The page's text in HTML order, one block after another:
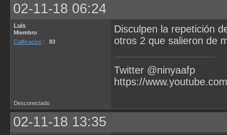
02-11-18 06:24
Luis
Miembro
Calificacion : 83
Disculpen la repetición
otros 2 que salieron de
Twitter @ninyaafp
https://
Desconectado
02-11-18 13:35